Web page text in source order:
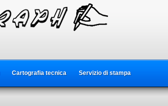
Cartografia tecnica Servizio di stampa